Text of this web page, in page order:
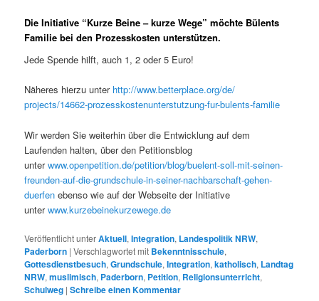
Die Initiative “Kurze Beine – kurze Wege” möchte Bülents
Familie bei den Prozesskosten unterstützen.
Jede Spende hilft, auch 1, 2 oder 5 Euro!
Näheres hierzu unter http://www.betterplace.org/de/
projects/14662-prozesskostenunterstutzung-fur-bulents-familie
Wir werden Sie weiterhin über die Entwicklung auf dem
Laufenden halten, über den Petitionsblog
unterwww.openpetition.de/petition/blog/buelent-soll-mit-seinen-
freunden-auf-die-grundschule-in-seiner-nachbarschaft-gehen-
duerfen ebenso wie auf der Webseite der Initiative
unterwww.kurzebeinekurzewege.de
Veröffentlicht unterAktuell,Integration, Landespolitik NRW,
Paderborn |Verschlagwortet mit Bekenntnisschule,
Gottesdienstbesuch,Grundschule,Integration,katholisch, Landtag
NRW,muslimisch, Paderborn, Petition, Religionsunterricht,
Schulweg |Schreibe einen Kommentar